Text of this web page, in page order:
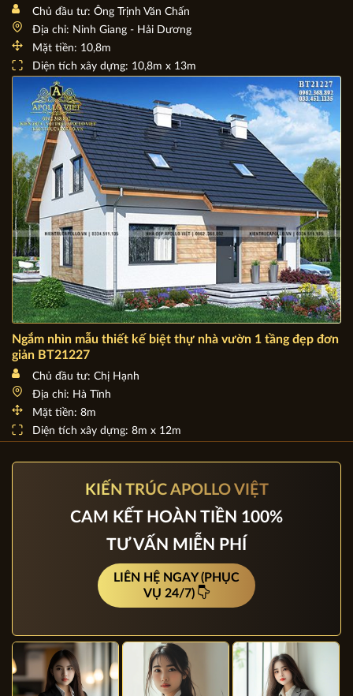
Công trình Biệt thự nhà vườn 1 tầng tại Hải Dương
BV20006
Chủ đầu tư: Ông Trịnh Văn Chấn
Địa chỉ: Ninh Giang - Hải Dương
Mặt tiền: 10,8m
Diện tích xây dựng: 10,8m x 13m
Ngắm nhìn mẫu thiết kế biệt thự nhà vườn 1 tầng đẹp đơn
giản BT21227
Chủ đầu tư: Chị Hạnh
Diện tích xây dựng: 8m x 12m
KIẾN TRÚC APOLLO VIỆT
CAM KẾT HOÀN TIỀN 100%
TƯ VẤN MIỄN PHÍ
LIÊN HỆ NGAY (PHỤC
VỤ 24/7)